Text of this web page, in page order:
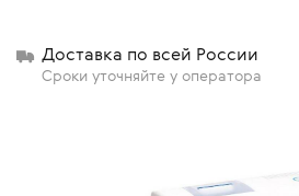
Доставка по всей России
Сроки уточняйте у оператора